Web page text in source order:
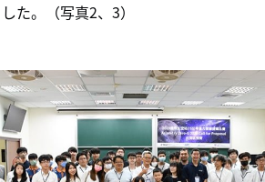
た。（写真2、3）